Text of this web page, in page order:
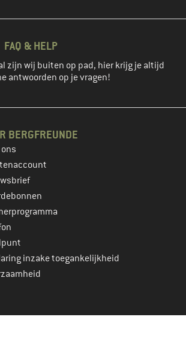
FAQ & HELP
zijn wij buiten op pad, hier krijg je altijd
antwoorden op je vragen!
BERGFREUNDE
ons
inzake toegankelijkheid